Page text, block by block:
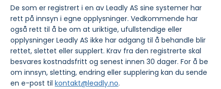
De som er registrert i en av Leadly AS sine systemer har
rett på innsyn i egne opplysninger. Vedkommende har
også rett til å be om at uriktige, ufullstendige eller
opplysninger Leadly AS ikke har adgang til å behandle blir
rettet, slettet eller supplert. Krav fra den registrerte skal
besvares kostnadsfritt og senest innen 30 dager. For å be
om innsyn, sletting, endring eller supplering kan du sende
en e-post til kontakt@leadly.no.